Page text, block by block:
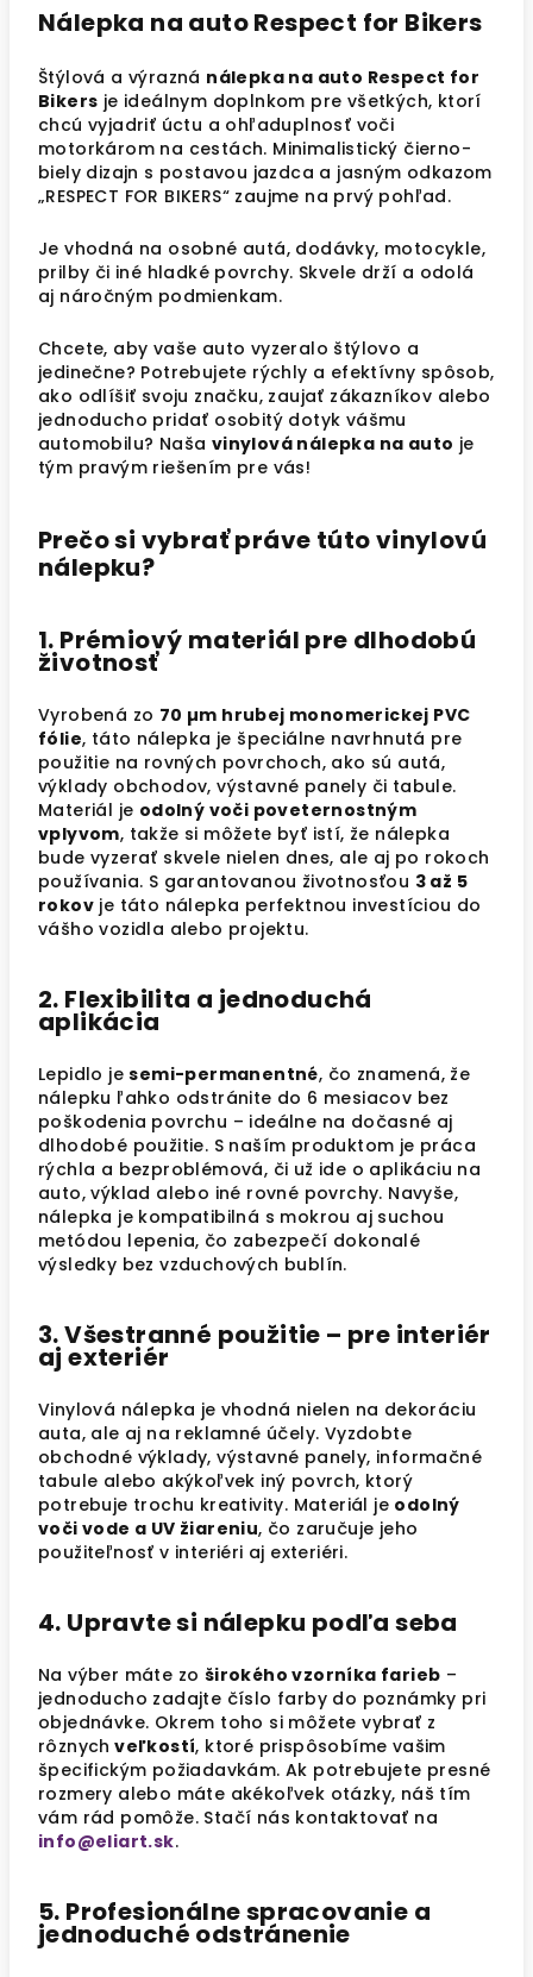
Nálepka na auto Respect for Bikers
Štýlová a výrazná nálepka na auto Respect for
Bikers je ideálnym doplnkom pre všetkých, ktorí
chcú vyjadriť úctu a ohľaduplnosť voči
motorkárom na cestách. Minimalistický čierno-
biely dizajn s postavou jazdca a jasným odkazom
„RESPECT FOR BIKERS“ zaujme na prvý pohľad.
Je vhodná na osobné autá, dodávky, motocykle,
prilby či iné hladké povrchy. Skvele drží a odolá
aj náročným podmienkam.
Chcete, aby vaše auto vyzeralo štýlovo a
jedinečne? Potrebujete rýchly a efektívny spôsob,
ako odlíšiť svoju značku, zaujať zákazníkov alebo
jednoducho pridať osobitý dotyk vášmu
automobilu? Naša vinylová nálepka na auto je
tým pravým riešením pre vás!
Prečo si vybrať práve túto vinylovú
nálepku?
1. Prémiový materiál pre dlhodobú
životnosť
Vyrobená zo 70 µm hrubej monomerickej PVC
fólie, táto nálepka je špeciálne navrhnutá pre
použitie na rovných povrchoch, ako sú autá,
výklady obchodov, výstavné panely či tabule.
Materiál je odolný voči poveternostným
vplyvom, takže si môžete byť istí, že nálepka
bude vyzerať skvele nielen dnes, ale aj po rokoch
používania. S garantovanou životnosťou 3 až 5
rokov je táto nálepka perfektnou investíciou do
vášho vozidla alebo projektu.
2. Flexibilita a jednoduchá
aplikácia
Lepidlo jesemi-permanentné, čo znamená, že
nálepku ľahko odstránite do 6 mesiacov bez
poškodenia povrchu – ideálne na dočasné aj
dlhodobé použitie. S naším produktom je práca
rýchla a bezproblémová, či už ide o aplikáciu na
auto, výklad alebo iné rovné povrchy. Navyše,
nálepka je kompatibilná s mokrou aj suchou
metódou lepenia, čo zabezpečí dokonalé
výsledky bez vzduchových bublín.
3. Všestranné použitie – pre interiér
aj exteriér
Vinylová nálepka je vhodná nielen na dekoráciu
auta, ale aj na reklamné účely. Vyzdobte
obchodné výklady, výstavné panely, informačné
tabule alebo akýkoľvek iný povrch, ktorý
potrebuje trochu kreativity. Materiál je odolný
voči vode a UV žiareniu, čo zaručuje jeho
použiteľnosť v interiéri aj exteriéri.
4. Upravte si nálepku podľa seba
Na výber máte zo širokého vzorníka farieb –
jednoducho zadajte číslo farby do poznámky pri
objednávke. Okrem toho si môžete vybrať z
rôznych veľkostí, ktoré prispôsobíme vašim
špecifickým požiadavkám. Ak potrebujete presné
rozmery alebo máte akékoľvek otázky, náš tím
vám rád pomôže. Stačí nás kontaktovať na
info@eliart.sk.
5. Profesionálne spracovanie a
jednoduché odstránenie